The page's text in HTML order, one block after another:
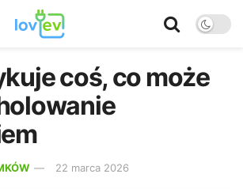
coś, co może
22 marca 2026